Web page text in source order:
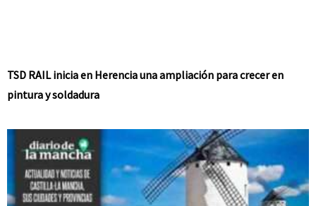
TSD RAIL inicia en Herencia una ampliación para crecer en
pintura y soldadura